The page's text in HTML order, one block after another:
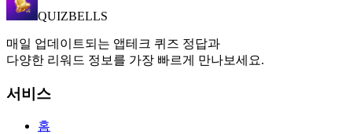
QUIZBELLS
매일 업데이트되는 앱테크 퀴즈 정답과
다양한 리워드 정보를 가장 빠르게 만나보세요.
서비스
홈